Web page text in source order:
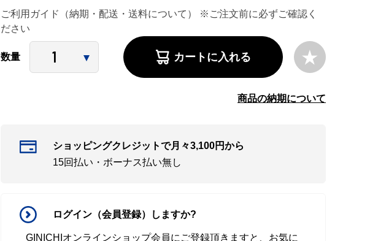
ご利用ガイド（納期・配送・送料について） ※ご注文前に必ずご確認く
ださい
数量 カートに入れる
商品の納期について
ショッピングクレジットで月々3,100円から
15回払い・ボーナス払い無し
ログイン（会員登録）しますか?
GINICHIオンラインショップ会員にご登録頂きますと、お気に